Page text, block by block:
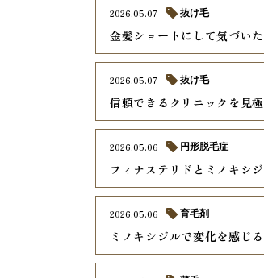
金髪ショートにして気づい
2026.05.07 抜け毛
信頼できるクリニックを見
2026.05.07 抜け毛
フィナステリドとミノキシ
2026.05.06 円形脱毛症
ミノキシジルで変化を感じ
2026.05.06 育毛剤